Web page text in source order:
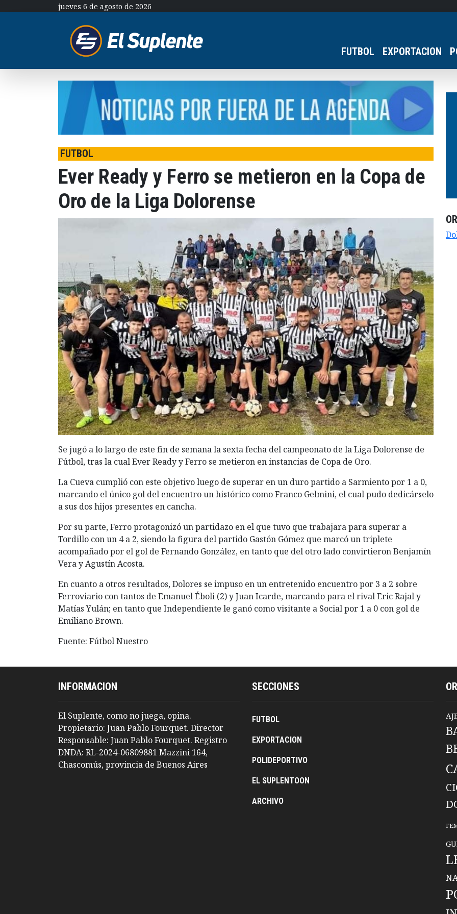
jueves 6 de agosto de 2026
FUTBOL EXPORTACION
FUTBOL
Ever Ready y Ferro se metieron en la Copa de
Oro de la Liga Dolorense
Se jugó a lo largo de este fin de semana la sexta fecha del campeonato de la Liga Dolorense de
Fútbol, tras la cual Ever Ready y Ferro se metieron en instancias de Copa de Oro.
La Cueva cumplió con este objetivo luego de superar en un duro partido a Sarmiento por 1 a 0,
marcando el único gol del encuentro un histórico como Franco Gelmini, el cual pudo dedicárselo
a sus dos hijos presentes en cancha.
Por su parte, Ferro protagonizó un partidazo en el que tuvo que trabajara para superar a
Tordillo con un 4 a 2, siendo la figura del partido Gastón Gómez que marcó un triplete
acompañado por el gol de Fernando González, en tanto que del otro lado convirtieron Benjamín
Vera y Agustín Acosta.
En cuanto a otros resultados, Dolores se impuso en un entretenido encuentro por 3 a 2 sobre
Ferroviario con tantos de Emanuel Éboli (2) y Juan Icarde, marcando para el rival Eric Rajal y
Matías Yulán; en tanto que Independiente le ganó como visitante a Social por 1 a 0 con gol de
Emiliano Brown.
Fuente: Fútbol Nuestro
INFORMACION
El Suplente, como no juega, opina.
Propietario: Juan Pablo Fourquet. Director
Responsable: Juan Pablo Fourquet. Registro
DNDA: RL-2024-06809881 Mazzini 164,
Chascomús, provincia de Buenos Aires
SECCIONES
FUTBOL
EXPORTACION
POLIDEPORTIVO
EL SUPLENTOON
ARCHIVO